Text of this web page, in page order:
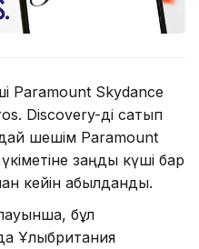
Paramount Skydance
Discovery-ді сатып
шешім Paramount
заңды күші бар
кейін қабылданды.
бұл
Ұлыбритания